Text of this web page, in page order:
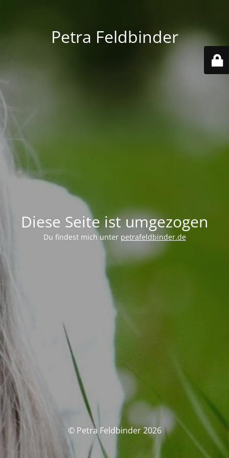
Petra Feldbinder
Diese Seite ist umgezogen
Du findest mich unter petrafeldbinder.de
© Petra Feldbinder 2026